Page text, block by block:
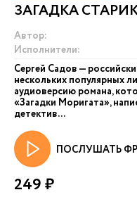
ЗАГАДКА
Автор:
Исполнители:
Сергей Садов —
нескольких популярных
аудиоверсию романа,
«Загадки Моригата»,
детектив...
ПОСЛУШАТЬ
249 ₽